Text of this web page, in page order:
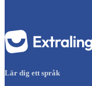
Lär dig ett språk